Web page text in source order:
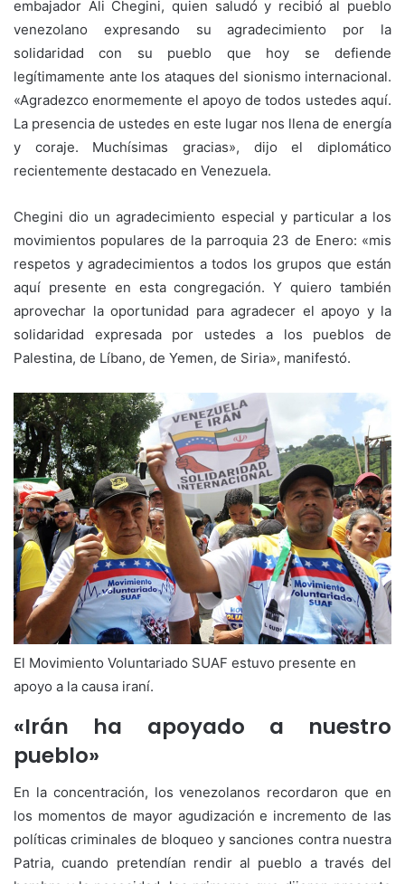
embajador Ali Chegini, quien saludó y recibió al pueblo
venezolano expresando su agradecimiento por la
solidaridad con su pueblo que hoy se defiende
legítimamente ante los ataques del sionismo internacional.
«Agradezco enormemente el apoyo de todos ustedes aquí.
La presencia de ustedes en este lugar nos llena de energía
y coraje. Muchísimas gracias», dijo el diplomático
recientemente destacado en Venezuela.
Chegini dio un agradecimiento especial y particular a los
movimientos populares de la parroquia 23 de Enero: «mis
respetos y agradecimientos a todos los grupos que están
aquí presente en esta congregación. Y quiero también
aprovechar la oportunidad para agradecer el apoyo y la
solidaridad expresada por ustedes a los pueblos de
Palestina, de Líbano, de Yemen, de Siria», manifestó.
El Movimiento Voluntariado SUAF estuvo presente en
apoyo a la causa iraní.
«Irán ha apoyado a nuestro
pueblo»
En la concentración, los venezolanos recordaron que en
los momentos de mayor agudización e incremento de las
políticas criminales de bloqueo y sanciones contra nuestra
Patria, cuando pretendían rendir al pueblo a través del